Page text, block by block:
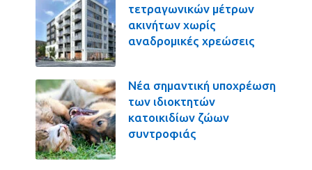
τετραγωνικών μέτρων
ακινήτων χωρίς
αναδρομικές χρεώσεις
Νέα σημαντική υποχρέωση
των ιδιοκτητών
κατοικιδίων ζώων
συντροφιάς